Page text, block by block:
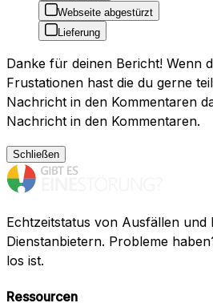
Webseite abgestürzt
Lieferung
Danke für deinen Bericht! Wenn
Frustationen hast die du gerne
Nachricht in den Kommentaren
Nachricht in den Kommentaren.
Schließen
Echtzeitstatus von Ausfällen und
Dienstanbietern. Probleme
los ist.
Ressourcen